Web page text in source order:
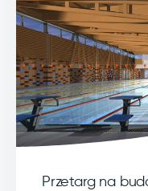
Przetarg na